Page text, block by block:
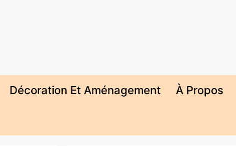
Décoration Et Aménagement À Propos